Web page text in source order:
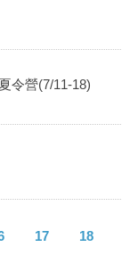
令營(7/11-18)
17 18